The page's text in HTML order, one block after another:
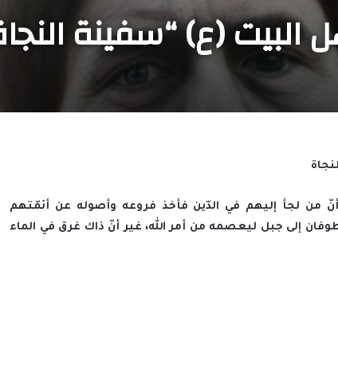
(ع) “سفينة
من لجأ إليهم في الدّين فأخذ فروعه وأصوله عن أئمّتهم
إلى جبل ليعصمه من أمر الله، غير أنّ ذاك غرق في الماء